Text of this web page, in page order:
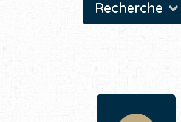
Recherche